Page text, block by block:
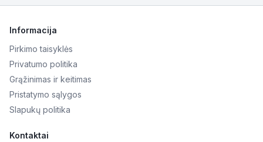
Informacija
Pirkimo taisyklės
Privatumo politika
Grąžinimas ir keitimas
Pristatymo sąlygos
Slapukų politika
Kontaktai